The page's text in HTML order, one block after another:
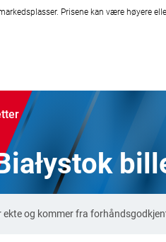
Prisene kan være høyere
og kommer fra